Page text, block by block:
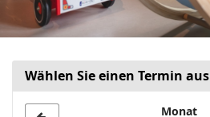
Wählen Sie einen Termin aus
Monat